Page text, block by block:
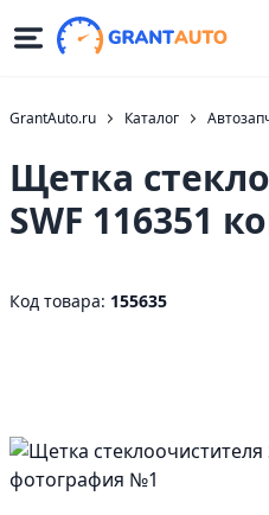
GrantAuto.ru Каталог
Щетка
SWF 116351
Код товара: 155635